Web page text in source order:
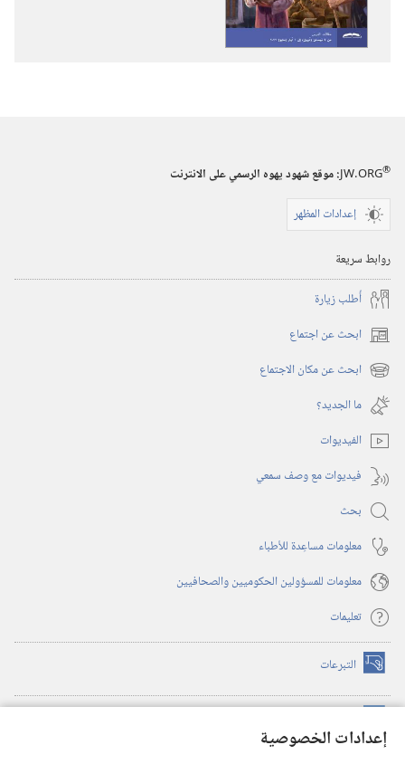
إعدادات الخصوصية
JW.ORG®
:‏ موقع شهود يهوه الرسمي على الانترنت
إعدادات المظهر
روابط سريعة
أُطلب زيارة
ابحث عن اجتماع (يفتح
نافذة
جديدة)
ابحث عن مكان الاجتماع (يفتح
نافذة
جديدة)
ما الجديد؟‏
الفيديوات
فيديوات مع وصف سمعي
بحث
معلومات مساعِدة للأطباء
معلومات للمسؤولين الحكوميين والصحافيين
تعليمات
التبرعات (يفتح
نافذة
(يفتح
نافذة